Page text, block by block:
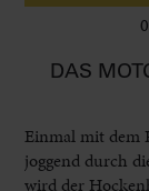
DAS
Einmal mit dem
joggend durch
wird der